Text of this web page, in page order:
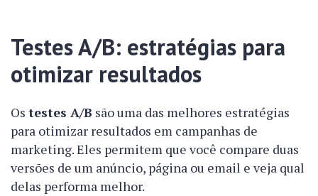
Testes A/B: estratégias para
otimizar resultados
Os testes A/B são uma das melhores estratégias
para otimizar resultados em campanhas de
marketing. Eles permitem que você compare duas
versões de um anúncio, página ou email e veja qual
delas performa melhor.